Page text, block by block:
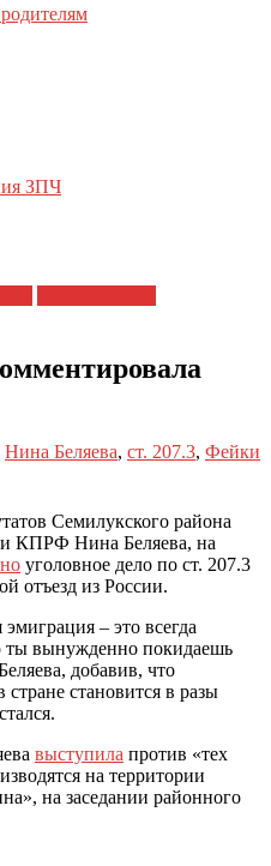
ЗПЧ
Нина Беляева, ст. 207.3, Фейки
Семилукского района
КПРФ Нина Беляева, на
уголовное дело по ст. 207.3
отъезд из России.
– это всегда
ты вынужденно покидаешь
добавив, что
становится в разы
выступила против «тех
на территории
на заседании районного